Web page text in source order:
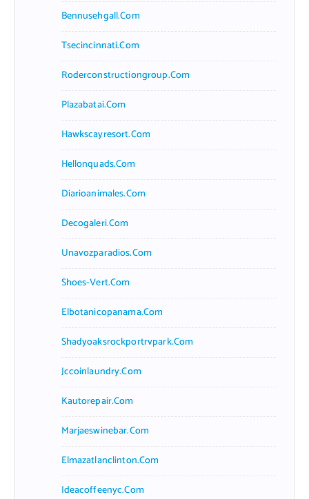
Bennusehgall.com
Tsecincinnati.com
Roderconstructiongroup.com
Plazabatai.com
Hawkscayresort.com
Hellonquads.com
Diarioanimales.com
Decogaleri.com
Unavozparadios.com
Shoes-Vert.com
Elbotanicopanama.com
Shadyoaksrockportrvpark.com
Jccoinlaundry.com
Kautorepair.com
Marjaeswinebar.com
Elmazatlanclinton.com
Ideacoffeenyc.com